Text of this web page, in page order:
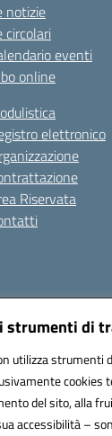
strumenti di
utilizza strumenti
cookies
del sito, alla
accessibilità –
notizie
circolari
eventi
online
elettronico
Riservata